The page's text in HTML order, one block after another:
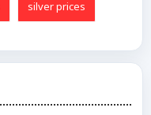
silver prices